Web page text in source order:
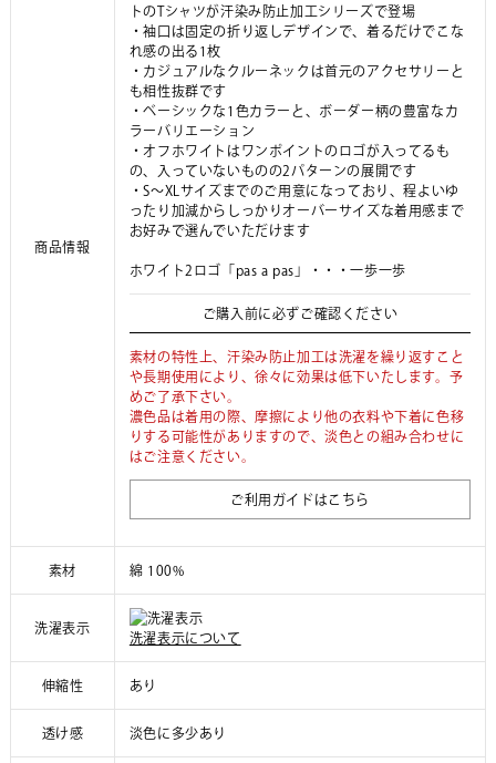
商品情報
トのTシャツが汗染み防止加工シリーズで登場
・袖口は固定の折り返しデザインで、着るだけでこな
れ感の出る1枚
・カジュアルなクルーネックは首元のアクセサリーと
も相性抜群です
・ベーシックな1色カラーと、ボーダー柄の豊富なカ
ラーバリエーション
・オフホワイトはワンポイントのロゴが入ってるも
の、入っていないものの2パターンの展開です
・S～XLサイズまでのご用意になっており、程よいゆ
ったり加減からしっかりオーバーサイズな着用感まで
お好みで選んでいただけます
ホワイト2ロゴ「pas a pas」・・・一歩一歩
ご購入前に必ずご確認ください
素材の特性上、汗染み防止加工は洗濯を繰り返すこと
や長期使用により、徐々に効果は低下いたします。予
めご了承下さい。
濃色品は着用の際、摩擦により他の衣料や下着に色移
りする可能性がありますので、淡色との組み合わせに
はご注意ください。
ご利用ガイドはこちら
素材 綿 100%
洗濯表示
洗濯表示について
伸縮性 あり
透け感 淡色に多少あり